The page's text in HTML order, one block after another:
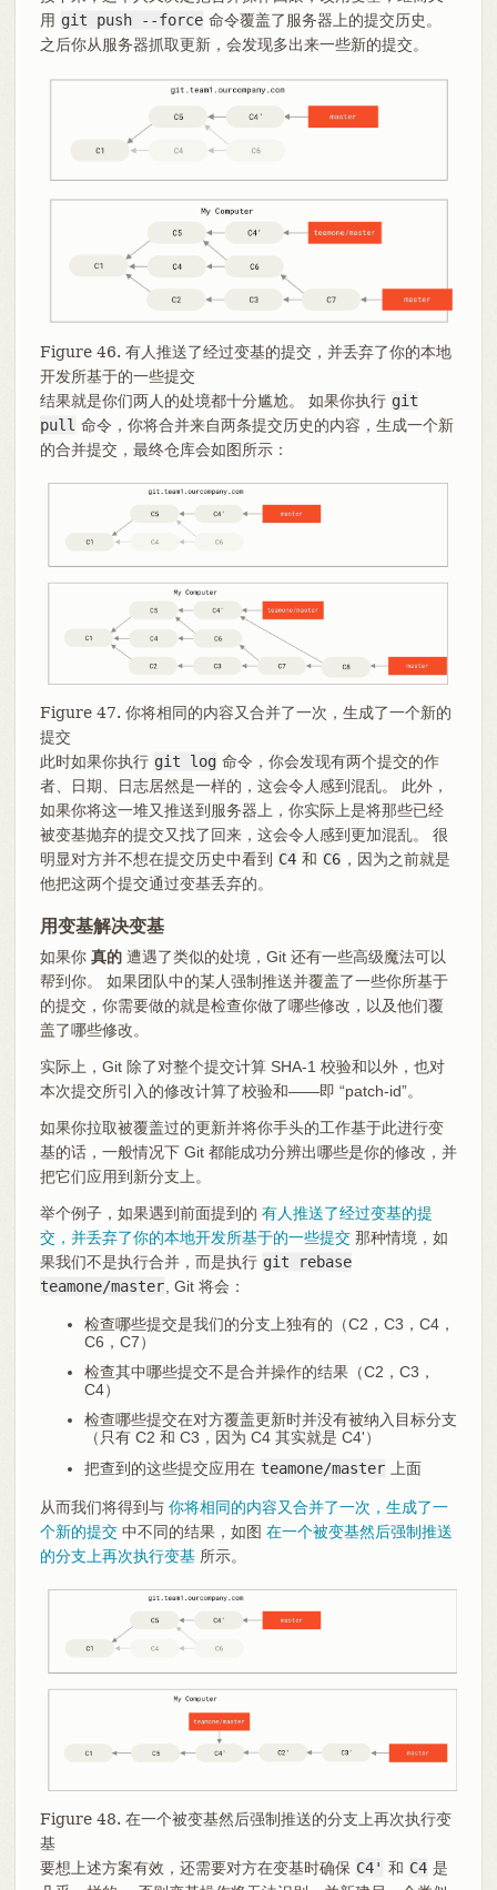
用 git push --force 命令覆盖了服务器上的提交历史。
之后你从服务器抓取更新，会发现多出来一些新的提交。
Figure 46. 有人推送了经过变基的提交，并丢弃了你的本地
开发所基于的一些提交
结果就是你们两人的处境都十分尴尬。 如果你执行 git
pull 命令，你将合并来自两条提交历史的内容，生成一个新
的合并提交，最终仓库会如图所示：
Figure 47. 你将相同的内容又合并了一次，生成了一个新的
提交
此时如果你执行 git log 命令，你会发现有两个提交的作
者、日期、日志居然是一样的，这会令人感到混乱。 此外，
如果你将这一堆又推送到服务器上，你实际上是将那些已经
被变基抛弃的提交又找了回来，这会令人感到更加混乱。 很
明显对方并不想在提交历史中看到 C4 和 C6 ，因为之前就是
他把这两个提交通过变基丢弃的。
用变基解决变基
如果你 真的遭遇了类似的处境，Git 还有一些高级魔法可以
帮到你。 如果团队中的某人强制推送并覆盖了一些你所基于
的提交，你需要做的就是检查你做了哪些修改，以及他们覆
盖了哪些修改。
实际上，Git 除了对整个提交计算 SHA-1 校验和以外，也对
本次提交所引入的修改计算了校验和——即 “patch-id”。
如果你拉取被覆盖过的更新并将你手头的工作基于此进行变
基的话，一般情况下 Git 都能成功分辨出哪些是你的修改，并
把它们应用到新分支上。
举个例子，如果遇到前面提到的 有人推送了经过变基的提
交，并丢弃了你的本地开发所基于的一些提交那种情境，如
果我们不是执行合并，而是执行 git rebase
teamone/master, Git 将会：
检查哪些提交是我们的分支上独有的（C2，C3，C4，
C6，C7）
检查其中哪些提交不是合并操作的结果（C2，C3，
C4）
检查哪些提交在对方覆盖更新时并没有被纳入目标分支
（只有 C2 和 C3，因为 C4 其实就是 C4'）
把查到的这些提交应用在 teamone/master 上面
从而我们将得到与 你将相同的内容又合并了一次，生成了一
个新的提交中不同的结果，如图 在一个被变基然后强制推送
的分支上再次执行变基所示。
Figure 48. 在一个被变基然后强制推送的分支上再次执行变
基
要想上述方案有效，还需要对方在变基时确保 C4' 和 C4 是